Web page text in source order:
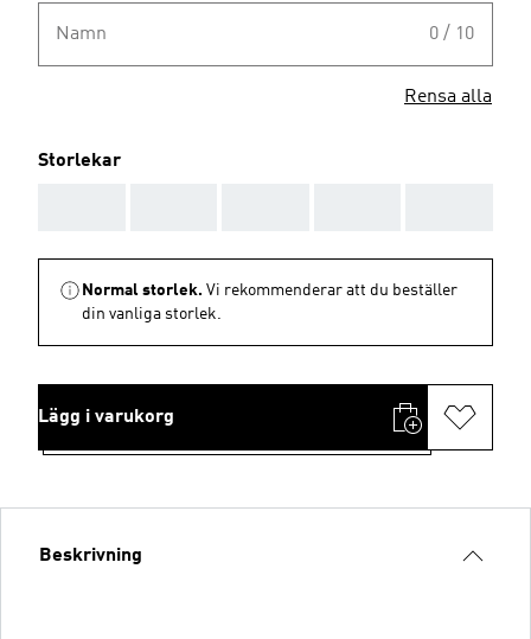
Namn 0 / 10
Rensa alla
Storlekar
Normal storlek. Vi rekommenderar att du beställer
din vanliga storlek.
Lägg i varukorg
Beskrivning